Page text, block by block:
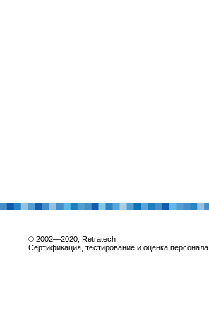
© 2002—2020, Retratech.
Сертификация, тестирование и оценка персонала.